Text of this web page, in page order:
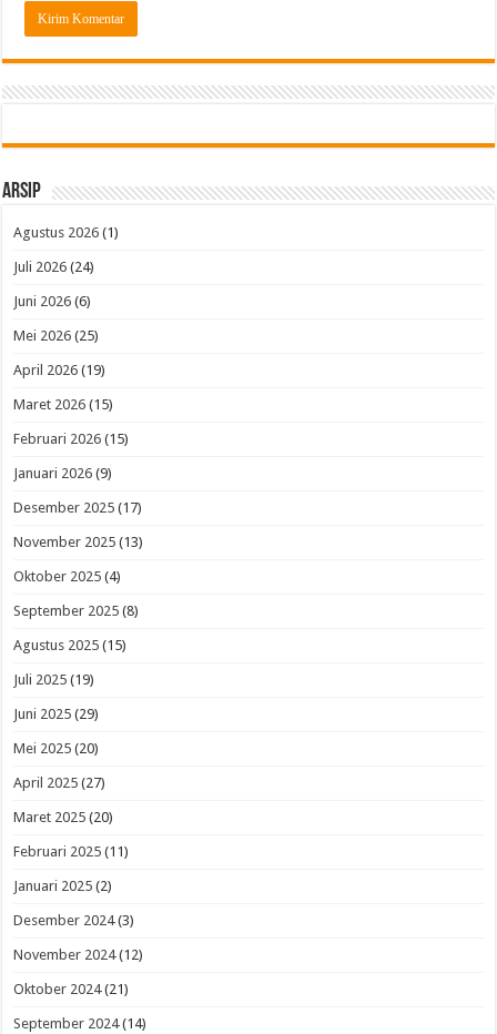
Arsip
Agustus 2026 (1)
Juli 2026 (24)
Juni 2026 (6)
Mei 2026 (25)
April 2026 (19)
Maret 2026 (15)
Februari 2026 (15)
Januari 2026 (9)
Desember 2025 (17)
November 2025 (13)
Oktober 2025 (4)
September 2025 (8)
Agustus 2025 (15)
Juli 2025 (19)
Juni 2025 (29)
Mei 2025 (20)
April 2025 (27)
Maret 2025 (20)
Februari 2025 (11)
Januari 2025 (2)
Desember 2024(3)
November 2024(12)
Oktober 2024(21)
September 2024(14)